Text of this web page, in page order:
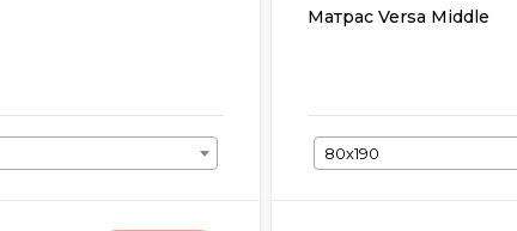
Матрас Versa Middle
80х190